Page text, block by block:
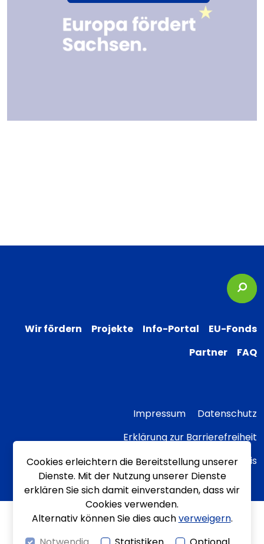
Wir fördern Projekte Info-Portal
EU-Fonds
Partner
FAQ
Impressum
Datenschutz
Erklärung zur Barrierefreiheit
Transparenzhinweis
Cookies erleichtern die Bereitstellung unserer
Dienste. Mit der Nutzung unserer Dienste
erklären Sie sich damit einverstanden, dass wir
Cookies verwenden.
Alternativ können Sie dies auchverweigern.